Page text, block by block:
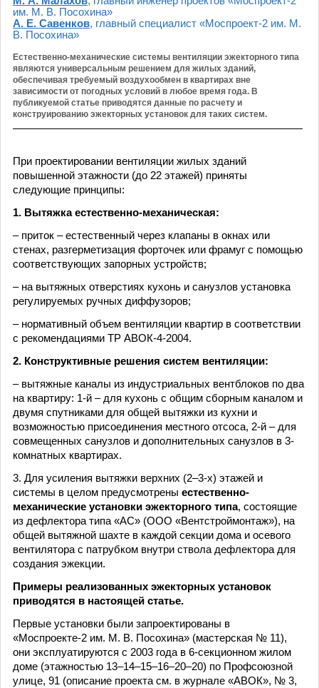
им. М. В. Посохина»
А. Е. Савенков, главный специалист «Моспроект-2 им. М.
В. Посохина»
Естественно-механические системы вентиляции эжекторного типа
являются универсальным решением для жилых зданий,
обеспечивая требуемый воздухообмен в квартирах вне
зависимости от погодных условий в любое время года. В
публикуемой статье приводятся данные по расчету и
конструированию эжекторных установок для таких систем.
При проектировании вентиляции жилых зданий
повышенной этажности (до 22 этажей) приняты
следующие принципы:
1. Вытяжка естественно-механическая:
– приток – естественный через клапаны в окнах или
стенах, разгерметизация форточек или фрамуг с помощью
соответствующих запорных устройств;
– на вытяжных отверстиях кухонь и санузлов установка
регулируемых ручных диффузоров;
– нормативный объем вентиляции квартир в соответствии
с рекомендациями ТР АВОК-4-2004.
2. Конструктивные решения систем вентиляции:
– вытяжные каналы из индустриальных вентблоков по два
на квартиру: 1-й – для кухонь с общим сборным каналом и
двумя спутниками для общей вытяжки из кухни и
возможностью присоединения местного отсоса, 2-й – для
совмещенных санузлов и дополнительных санузлов в 3-
комнатных квартирах.
3. Для усиления вытяжки верхних (2–3-х) этажей и
системы в целом предусмотрены естественно-
механические установки эжекторного типа, состоящие
из дефлектора типа «АС» (ООО «Вентстроймонтаж»), на
общей вытяжной шахте в каждой секции дома и осевого
вентилятора с патрубком внутри ствола дефлектора для
создания эжекции.
Примеры реализованных эжекторных установок
приводятся в настоящей статье.
Первые установки были запроектированы в
«Моспроекте-2 им. М. В. Посохина» (мастерская № 11),
они эксплуатируются с 2003 года в 6-секционном жилом
доме (этажностью 13–14–15–16–20–20) по Профсоюзной
улице, 91 (описание проекта см. в журнале «АВОК», № 3,